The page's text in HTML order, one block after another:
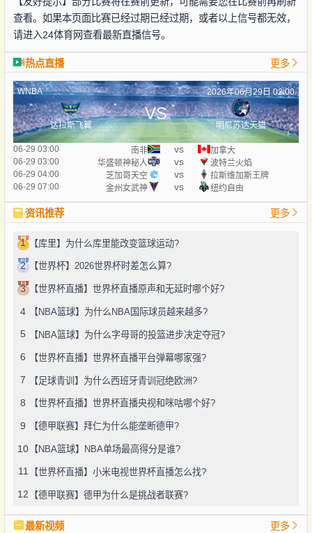
查看。如果本页面比赛已经过期已经过期，或者以上信号都无效，
请进入24体育网查看最新直播信号。
热点直播 更多
WNBA 2026年06月29日 02:00
达拉斯飞翼
VS
明尼苏达天猫
06-29 03:00 南非 vs
加拿大
06-29 03:00
华盛顿神秘人 vs
波特兰火焰
06-29 04:00
芝加哥天空 vs
拉斯维加斯王牌
06-29 07:00
金州女武神 vs 纽约自由
资讯推荐 更多
1 【库里】为什么库里能改变篮球运动?
2 【世界杯】2026世界杯时差怎么算?
3 【世界杯直播】世界杯直播原声和无延时哪个好?
4 【NBA篮球】为什么NBA国际球员越来越多?
5 【NBA篮球】为什么字母哥的投篮进步决定夺冠?
6 【世界杯直播】世界杯直播平台弹幕哪家强?
7 【足球青训】为什么西班牙青训冠绝欧洲?
8 【世界杯直播】世界杯直播央视和咪咕哪个好?
9 【德甲联赛】拜仁为什么能垄断德甲?
10 【NBA篮球】NBA单场最高得分是谁?
11 【世界杯直播】小米电视世界杯直播怎么找?
12 【德甲联赛】德甲为什么是挑战者联赛?
最新视频 更多